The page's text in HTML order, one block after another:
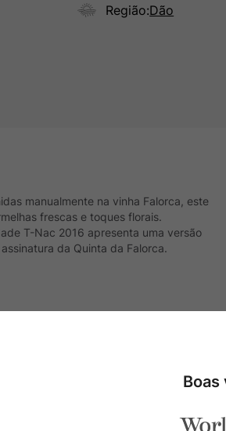
Região:Dão
manualmente na vinha Falorca, este
frescas e toques florais.
T-Nac 2016 apresenta uma versão
da Quinta da Falorca.
de longo cozimento, carne suína,
Boas